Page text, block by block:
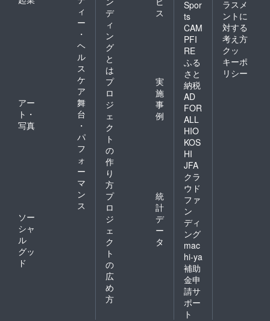
ィ
ー
・
ヘ
ル
ス
ケ
ア
アー
ト・
写真
舞
台
・
パ
フ
ォ
ー
マ
ン
ス
ソー
シャ
ル
グッ
ド
デ
ィ
ン
グ
と
は
ス
プ
ロ
ジ
ェ
ク
ト
の
作
り
方
実
施
事
例
プ
ロ
ジ
ェ
ク
ト
の
広
め
方
統
計
デ
ー
タ
Spor
ts
CAM
PFI
RE
ふる
さと
納税
AD
FOR
ALL
HIO
KOS
HI
JFA
クラ
ウド
ファ
ン
ディ
ング
mac
hi-ya
補助
金申
請サ
ポー
ト
ラスメ
ントに
対する
考え方
クッ
キーポ
リシー